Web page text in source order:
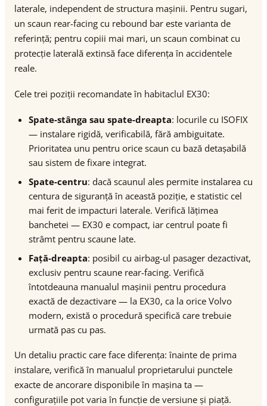
laterale, independent de structura mașinii. Pentru sugari,
un scaun rear-facing cu rebound bar este varianta de
referință; pentru copiii mai mari, un scaun combinat cu
protecție laterală extinsă face diferența în accidentele
reale.
Cele trei poziții recomandate în habitaclul EX30:
Spate-stânga sau spate-dreapta: locurile cu ISOFIX
— instalare rigidă, verificabilă, fără ambiguitate.
Prioritatea unu pentru orice scaun cu bază detașabilă
sau sistem de fixare integrat.
Spate-centru: dacă scaunul ales permite instalarea cu
centura de siguranță în această poziție, e statistic cel
mai ferit de impacturi laterale. Verifică lățimea
banchetei — EX30 e compact, iar centrul poate fi
strâmt pentru scaune late.
Față-dreapta: posibil cu airbag-ul pasager dezactivat,
exclusiv pentru scaune rear-facing. Verifică
întotdeauna manualul mașinii pentru procedura
exactă de dezactivare — la EX30, ca la orice Volvo
modern, există o procedură specifică care trebuie
urmată pas cu pas.
Un detaliu practic care face diferența: înainte de prima
instalare, verifică în manualul proprietarului punctele
exacte de ancorare disponibile în mașina ta —
configurațiile pot varia în funcție de versiune și piață.